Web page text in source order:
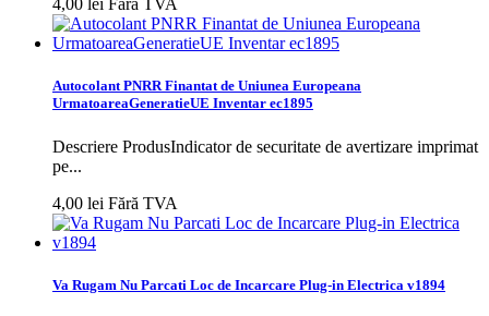
4,00 lei Fără TVA
Autocolant PNRR Finantat de Uniunea Europeana
UrmatoareaGeneratieUE Inventar ec1895
Descriere ProdusIndicator de securitate de avertizare imprimat
pe...
4,00 lei Fără TVA
Va Rugam Nu Parcati Loc de Incarcare Plug-in Electrica v1894